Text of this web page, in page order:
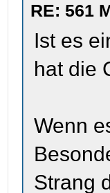
RE: 561
Ist es
hat die
Wenn
Strang